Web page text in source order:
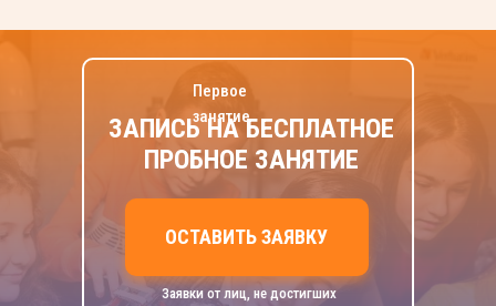
ЗАПИСЬ НА БЕСПЛАТНОЕ
ПРОБНОЕ ЗАНЯТИЕ
Первое
занятие
ОСТАВИТЬ ЗАЯВКУ
Заявки от лиц, не достигших